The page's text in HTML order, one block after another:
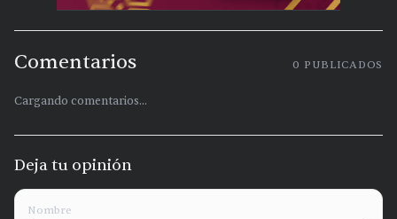
Comentarios 0 PUBLICADOS
Cargando comentarios...
Deja tu opinión
Nombre